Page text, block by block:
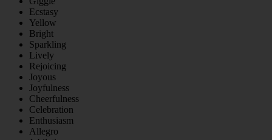
Ecstasy
Yellow
Bright
Sparkling
Lively
Rejoicing
Joyous
Joyfulness
Cheerfulness
Celebration
Enthusiasm
Allegro